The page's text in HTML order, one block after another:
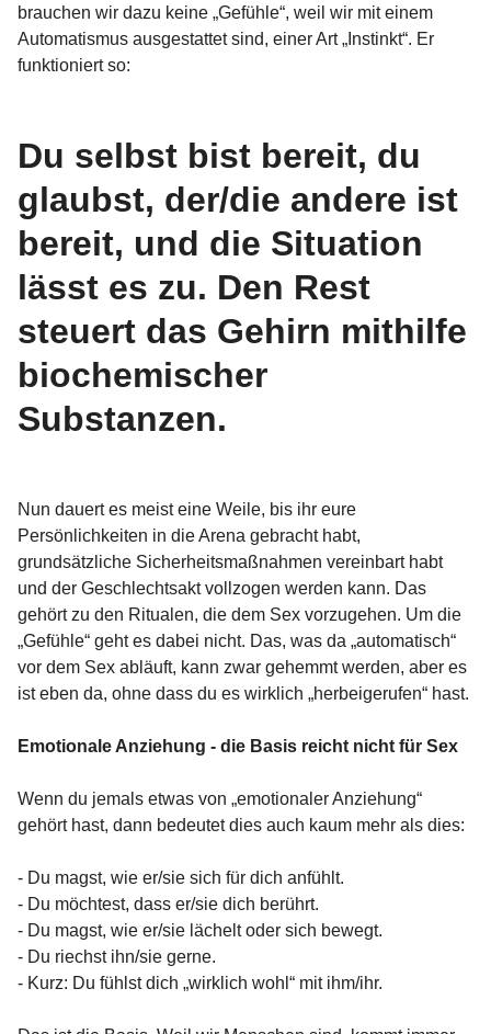
brauchen wir dazu keine „Gefühle“, weil wir mit einem
Automatismus ausgestattet sind, einer Art „Instinkt“. Er
funktioniert so:
Du selbst bist bereit, du
glaubst, der/die andere ist
bereit, und die Situation
lässt es zu. Den Rest
steuert das Gehirn mithilfe
biochemischer
Substanzen.
Nun dauert es meist eine Weile, bis ihr eure
Persönlichkeiten in die Arena gebracht habt,
grundsätzliche Sicherheitsmaßnahmen vereinbart habt
und der Geschlechtsakt vollzogen werden kann. Das
gehört zu den Ritualen, die dem Sex vorzugehen. Um die
„Gefühle“ geht es dabei nicht. Das, was da „automatisch“
vor dem Sex abläuft, kann zwar gehemmt werden, aber es
ist eben da, ohne dass du es wirklich „herbeigerufen“ hast.
Emotionale Anziehung - die Basis reicht nicht für Sex
Wenn du jemals etwas von „emotionaler Anziehung“
gehört hast, dann bedeutet dies auch kaum mehr als dies:
- Du magst, wie er/sie sich für dich anfühlt.
- Du möchtest, dass er/sie dich berührt.
- Du magst, wie er/sie lächelt oder sich bewegt.
- Du riechst ihn/sie gerne.
- Kurz: Du fühlst dich „wirklich wohl“ mit ihm/ihr.